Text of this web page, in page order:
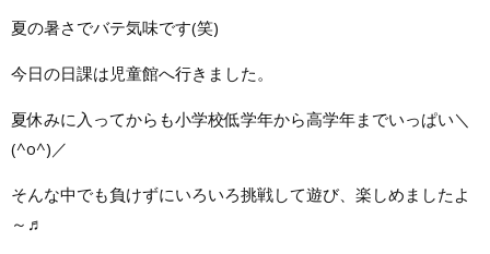
夏の暑さでバテ気味です(笑)
今日の日課は児童館へ行きました。
夏休みに入ってからも小学校低学年から高学年までいっぱい＼
(^o^)／
そんな中でも負けずにいろいろ挑戦して遊び、楽しめましたよ
～♬